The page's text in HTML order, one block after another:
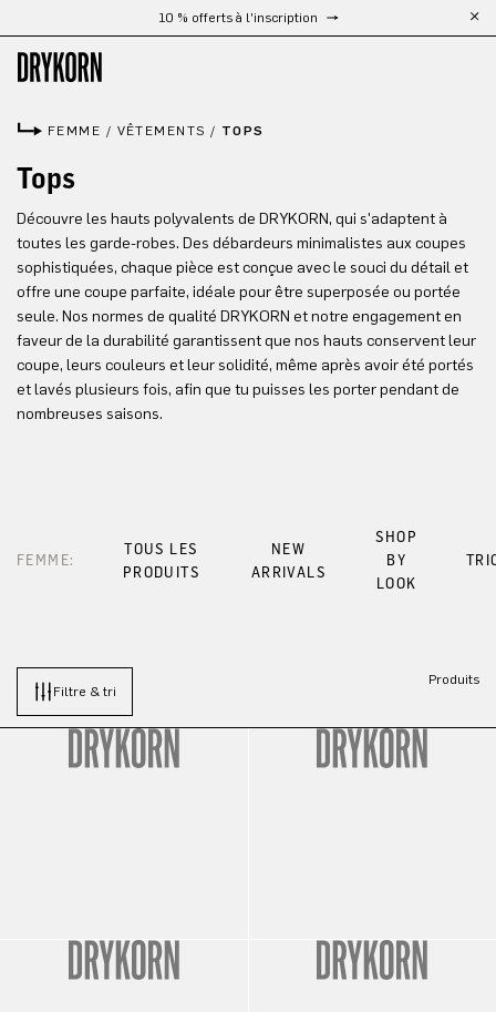
Passer au contenu principal10 % offerts à l'inscription
FEMME / VÊTEMENTS / TOPS
Tops
Découvre les hauts polyvalents de DRYKORN, qui s'adaptent à
toutes les garde-robes. Des débardeurs minimalistes aux coupes
sophistiquées, chaque pièce est conçue avec le souci du détail et
offre une coupe parfaite, idéale pour être superposée ou portée
seule. Nos normes de qualité DRYKORN et notre engagement en
faveur de la durabilité garantissent que nos hauts conservent leur
coupe, leurs couleurs et leur solidité, même après avoir été portés
et lavés plusieurs fois, afin que tu puisses les porter pendant de
nombreuses saisons.
FEMME:
TOUS LES
PRODUITS
NEW
ARRIVALS
SHOP
BY
LOOK
Filtre & tri
Produits